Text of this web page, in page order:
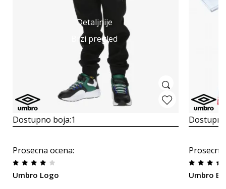
Detaljnije
Brzi pregled
Dostupno boja:1
Prosecna ocena:
Umbro Logo Umbro